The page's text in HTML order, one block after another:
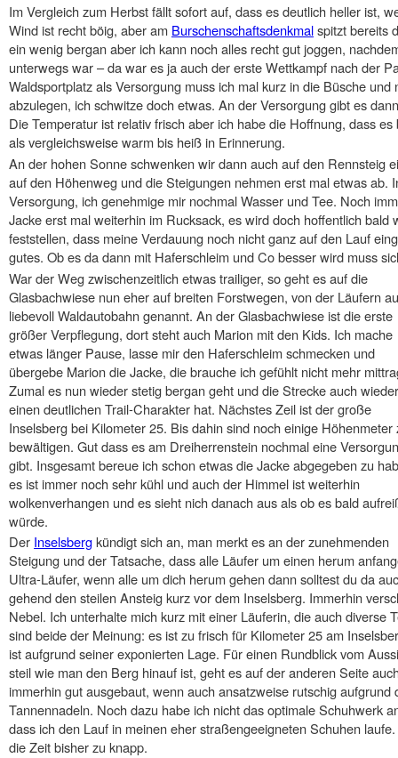
Im Vergleich zum Herbst fällt sofort auf, dass es deutlich heller ist,
Wind ist recht böig, aber am Burschenschaftsdenkmalspitzt bereits
ein wenig bergan aber ich kann noch alles recht gut joggen,
unterwegs war – da war es ja auch der erste Wettkampf nach der
Waldsportplatz als Versorgung muss ich mal kurz in die Büsche
abzulegen, ich schwitze doch etwas. An der Versorgung gibt es
Die Temperatur ist relativ frisch aber ich habe die Hoffnung, dass
als vergleichsweise warm bis heiß in Erinnerung.
An der hohen Sonne schwenken wir dann auch auf den Rennsteig
auf den Höhenweg und die Steigungen nehmen erst mal etwas ab.
Versorgung, ich genehmige mir nochmal Wasser und Tee. Noch
Jacke erst mal weiterhin im Rucksack, es wird doch hoffentlich bald
feststellen, dass meine Verdauung noch nicht ganz auf den Lauf
gutes. Ob es da dann mit Haferschleim und Co besser wird muss
War der Weg zwischenzeitlich etwas trailiger, so geht es auf die
Glasbachwiese nun eher auf breiten Forstwegen, von der Läufern
liebevoll Waldautobahn genannt. An der Glasbachwiese ist die erste
größer Verpflegung, dort steht auch Marion mit den Kids. Ich mache
etwas länger Pause, lasse mir den Haferschleim schmecken und
übergebe Marion die Jacke, die brauche ich gefühlt nicht mehr
Zumal es nun wieder stetig bergan geht und die Strecke auch wieder
einen deutlichen Trail-Charakter hat. Nächstes Zeil ist der große
Inselsberg bei Kilometer 25. Bis dahin sind noch einige Höhenmeter
bewältigen. Gut dass es am Dreiherrenstein nochmal eine
gibt. Insgesamt bereue ich schon etwas die Jacke abgegeben zu
es ist immer noch sehr kühl und auch der Himmel ist weiterhin
wolkenverhangen und es sieht nich danach aus als ob es bald
würde.
Der Inselsbergkündigt sich an, man merkt es an der zunehmenden
Steigung und der Tatsache, dass alle Läufer um einen herum
Ultra-Läufer, wenn alle um dich herum gehen dann solltest du da
gehend den steilen Ansteig kurz vor dem Inselsberg. Immerhin
Nebel. Ich unterhalte mich kurz mit einer Läuferin, die auch diverse
sind beide der Meinung: es ist zu frisch für Kilometer 25 am
ist aufgrund seiner exponierten Lage. Für einen Rundblick vom
steil wie man den Berg hinauf ist, geht es auf der anderen Seite
immerhin gut ausgebaut, wenn auch ansatzweise rutschig aufgrund
Tannennadeln. Noch dazu habe ich nicht das optimale Schuhwerk
dass ich den Lauf in meinen eher straßengeeigneten Schuhen
die Zeit bisher zu knapp.